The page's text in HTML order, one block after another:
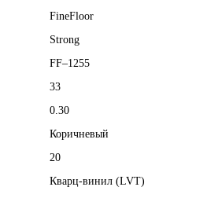
FineFloor
Strong
FF–1255
33
0.30
Коричневый
20
Кварц-винил (LVT)